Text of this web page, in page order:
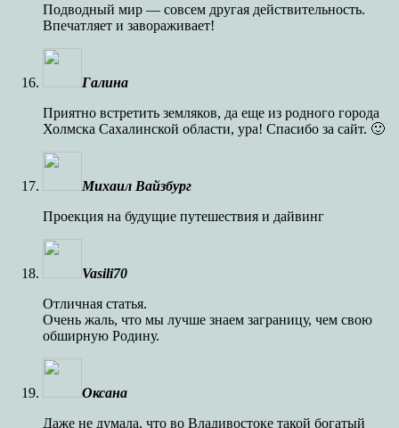
Подводный мир — совсем другая действительность.
Впечатляет и завораживает!
Галина
Приятно встретить земляков, да еще из родного города
Холмска Сахалинской области, ура! Спасибо за сайт. 🙂
Михаил Вайзбург
Проекция на будущие путешествия и дайвинг
Vasili70
Отличная статья.
Очень жаль, что мы лучше знаем заграницу, чем свою
обширную Родину.
Оксана
Даже не думала, что во Владивостоке такой богатый